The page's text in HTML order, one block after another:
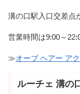
溝の口駅入口交差点
営業時間は9:00～
≫オーブ ヘアー ア
ルーチェ 溝の